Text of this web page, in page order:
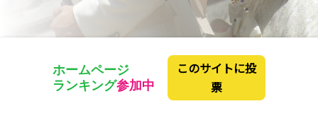
ホームページ
ランキング参加中
このサイトに投
票